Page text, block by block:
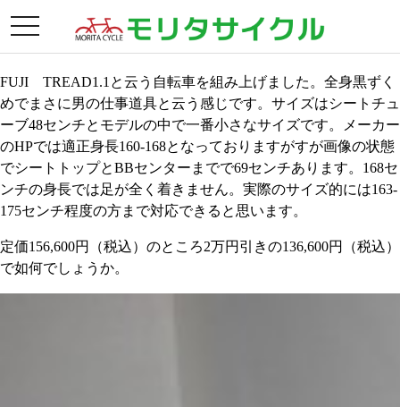
toggle
月別アーカイブ: 2015年3月
FUJI TREAD 1.1 男の黒
FUJI TREAD1.1と云う自転車を組み上げました。全身黒ずく
めでまさに男の仕事道具と云う感じです。サイズはシートチュ
ーブ48センチとモデルの中で一番小さなサイズです。メーカー
のHPでは適正身長160-168となっておりますがすが画像の状態
でシートトップとBBセンターまでで69センチあります。168セ
ンチの身長では足が全く着きません。実際のサイズ的には163-
175センチ程度の方まで対応できると思います。
定価156,600円（税込）のところ2万円引きの136,600円（税込）
で如何でしょうか。